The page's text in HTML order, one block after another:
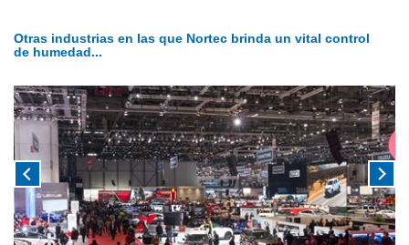
Otras industrias en las que Nortec brinda un vital control
de humedad...